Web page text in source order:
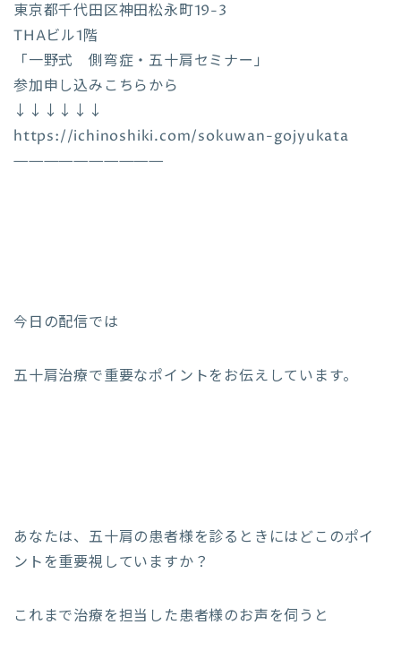
東京都千代田区神田松永町19-3
THAビル1階
「一野式 側弯症・五十肩セミナー」
参加申し込みこちらから
↓↓↓↓↓↓
https://ichinoshiki.com/sokuwan-gojyukata
——————————
今日の配信では
五十肩治療で重要なポイントをお伝えしています。
あなたは、五十肩の患者様を診るときにはどこのポイ
ントを重要視していますか？
これまで治療を担当した患者様のお声を伺うと